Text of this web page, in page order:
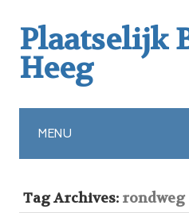
Plaatselijk
Heeg
MENU
Tag Archives: rondweg